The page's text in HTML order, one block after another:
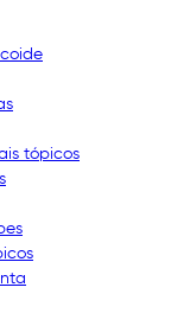
tópicos